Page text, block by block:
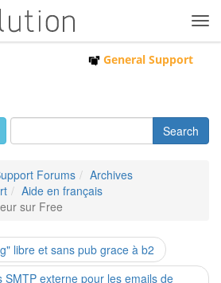
General Support
Forums
Archives
Aide en français
sur Free
libre et sans pub grace à b2
SMTP externe pour les emails de